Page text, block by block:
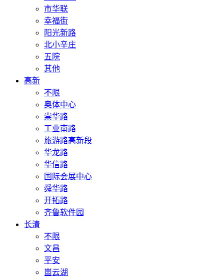
市华联
幸福街
阳光新路
北小辛庄
五院
其他
高新
不限
奥体中心
崇华路
工业南路
旅游路高新段
华龙路
华信路
国际会展中心
舜华路
开拓路
齐鲁软件园
长清
不限
文昌
平安
崮云湖